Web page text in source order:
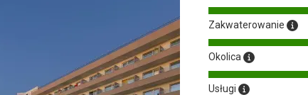
Zakwaterowanie
Okolica
Usługi